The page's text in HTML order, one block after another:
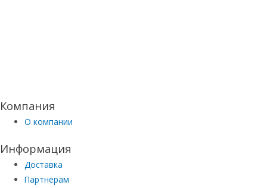
Компания
О компании
Информация
Доставка
Партнерам